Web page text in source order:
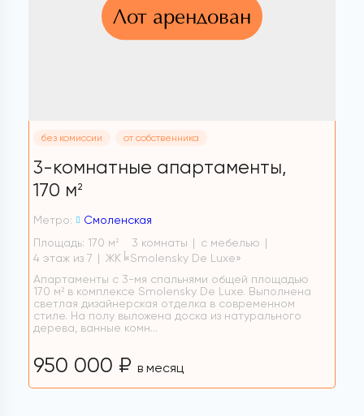
Лот арендован
без комиссии от собственника
3-комнатные апартаменты,
170 м2
Метро:
Смоленская
Площадь: 170 м 2 3 комнаты
с мебелью
4 этаж из 7
ЖК «Smolensky De Luxe»
Апартаменты с 3-мя спальнями общей площадью
170 м² в комплексе Smolensky De Luxe. Выполнена
светлая дизайнерская отделка в современном
стиле. На полу выложена доска из натурального
дерева, ванные комн...
950 000 ₽ в месяц